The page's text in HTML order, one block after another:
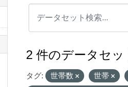
2 件のデータセ
タグ: 世帯数 世帯